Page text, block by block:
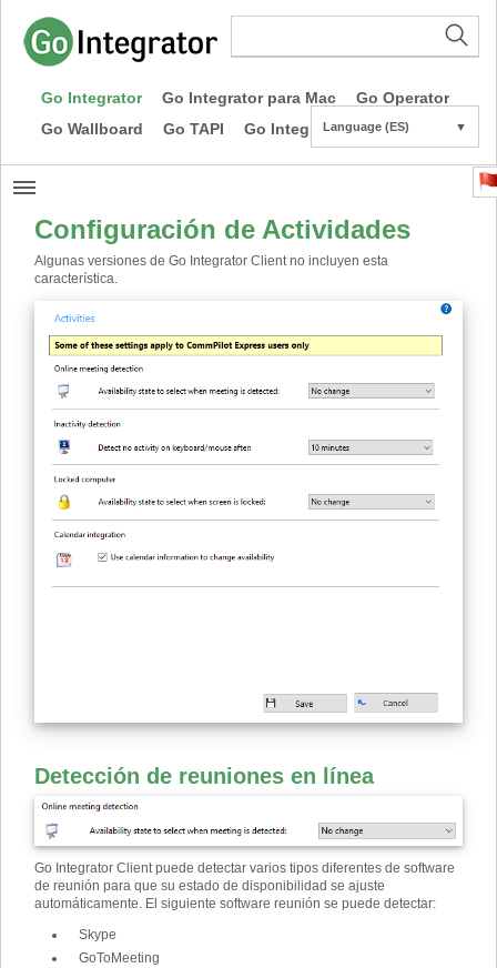
Go Integrator Go Integrator para Mac
Go Operator
Go Wallboard
Go TAPI Go Integrator CE
Language (ES) ▼
Configuración de Actividades
Algunas versiones de Go Integrator Client no incluyen esta
característica.
Detección de reuniones en línea
Go Integrator Client puede detectar varios tipos diferentes de software
de reunión para que su estado de disponibilidad se ajuste
automáticamente. El siguiente software reunión se puede detectar:
Skype
GoToMeeting